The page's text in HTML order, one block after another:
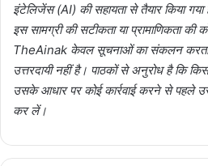
इंटेलिजेंस (AI) की सहायता से तैयार किया
इस सामग्री की सटीकता या प्रामाणिकता की
TheAinak केवल सूचनाओं का संकलन करता
उत्तरदायी नहीं है। पाठकों से अनुरोध है कि
उसके आधार पर कोई कार्रवाई करने से पहले
कर लें।